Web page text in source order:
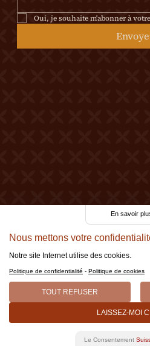
Made by Berthe.
Oui, je souhaite m'abonner à
En savoir
Nous mettons votre
Notre site Internet utilise des cookies.
Politique de confidentialité - Politique de cookies
TOUT REFUSER
LAISSEZ-MOI
Le Consentement